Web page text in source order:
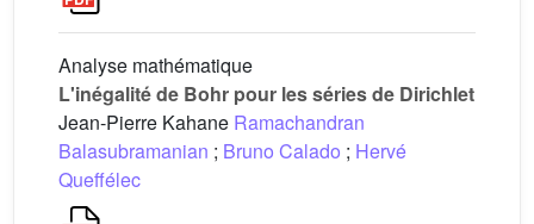
Analyse mathématique
L'inégalité de Bohr pour les séries de Dirichlet
Jean-Pierre Kahane Ramachandran
Balasubramanian ; Bruno Calado ; Hervé
Queffélec